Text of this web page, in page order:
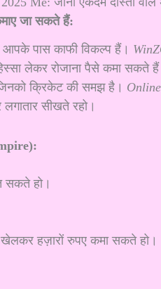
जा सकते हैं:
पास काफी विकल्प हैं।
लेकर रोजाना पैसे कमा सकते
क्रिकेट की समझ है।
सीखते रहो।
सकते हो।
हज़ारों रुपए कमा सकते हो।